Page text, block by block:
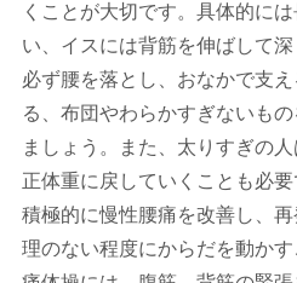
くことが大切です。具体的に
い、イスには背筋を伸ばして
必ず腰を落とし、おなかで支
る、布団やわらかすぎないも
ましょう。また、太りすぎの
正体重に戻していくことも必要
積極的に慢性腰痛を改善し、
理のない程度にからだを動か